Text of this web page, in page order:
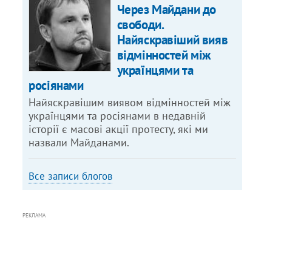
Через Майдани до
свободи.
Найяскравіший вияв
відмінностей між
українцями та
росіянами
Найяскравішим виявом відмінностей між
українцями та росіянами в недавній
історії є масові акції протесту, які ми
назвали Майданами.
Все записи блогов
РЕКЛАМА